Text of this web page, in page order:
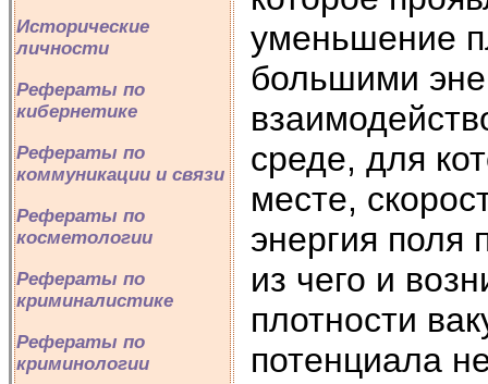
Исторические
личности
Рефераты по
кибернетике
Рефераты по
коммуникации и связи
Рефераты по
косметологии
Рефераты по
криминалистике
Рефераты по
криминологии
уменьшение
большими
среде, для
месте,
энергия поля
из чего и
плотности
потенциала